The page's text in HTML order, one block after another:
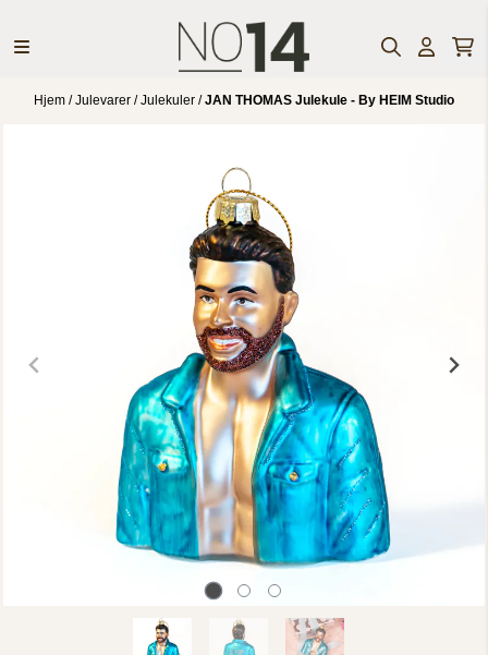
Hjem /Julevarer /Julekuler /JAN THOMAS Julekule - By HEIM Studio